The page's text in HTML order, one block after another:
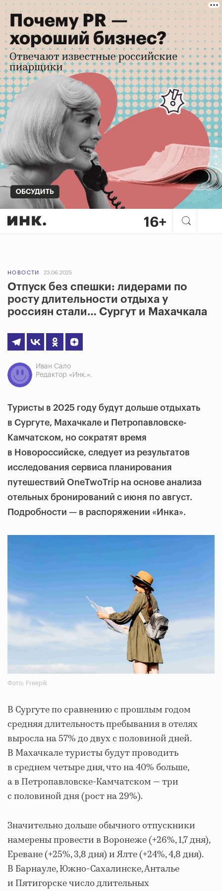
НОВОСТИ 23.06.2025
Отпуск без спешки: лидерами по
росту длительности отдыха у
россиян стали… Сургут и Махачкала
Иван Сало
Редактор «Инк.».
Туристы в 2025 году будут дольше отдыхать
в Сургуте, Махачкале и Петропавловске-
Камчатском, но сократят время
в Новороссийске, следует из результатов
исследования сервиса планирования
путешествий OneTwoTrip на основе анализа
отельных бронирований с июня по август.
Подробности — в распоряжении «Инка».
Фото: Freepik
В Сургуте по сравнению с прошлым годом
средняя длительность пребывания в отелях
выросла на 57% до двух с половиной дней.
В Махачкале туристы будут проводить
в среднем четыре дня, что на 40% больше,
а в Петропавловске-Камчатском — три
с половиной дня (рост на 29%).
Значительно дольше обычного отпускники
намерены провести в Воронеже (+26%, 1,7 дня),
Ереване (+25%, 3,8 дня) и Ялте (+24%, 4,8 дня).
В Барнауле, Южно-Сахалинске, Анталье
и Пятигорске число длительных